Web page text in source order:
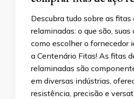
Descubra tudo sobre as fitas
relaminadas: o que são, suas
como escolher o fornecedor
a Centenário Fitas! As fitas
relaminadas são
em diversas indústrias,
resistência, precisão e